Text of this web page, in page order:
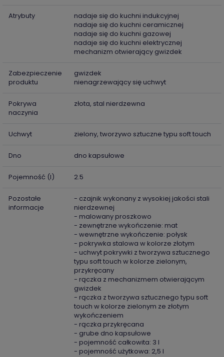
Atrybuty
nadaje się do kuchni indukcyjnej
nadaje się do kuchni ceramicznej
nadaje się do kuchni gazowej
nadaje się do kuchni elektrycznej
mechanizm otwierający gwizdek
Zabezpieczenie
produktu
gwizdek
nienagrzewający się uchwyt
Pokrywa
naczynia
złota, stal nierdzewna
Uchwyt zielony, tworzywo sztuczne typu soft touch
Dno dno kapsułowe
Pojemność (l) 2.5
Pozostałe
informacje
- czajnik wykonany z wysokiej jakości stali
nierdzewnej
- malowany proszkowo
- zewnętrzne wykończenie: mat
- wewnętrzne wykończenie: połysk
- pokrywka stalowa w kolorze złotym
- uchwyt pokrywki z tworzywa sztucznego
typu soft touch w kolorze zielonym,
przykręcany
- rączka z mechanizmem otwierającym
gwizdek
- rączka z tworzywa sztucznego typu soft
touch w kolorze zielonym ze złotym
wykończeniem
- rączka przykręcana
- grube dno kapsułowe
- pojemność całkowita: 3 l
- pojemność użytkowa: 2,5 l